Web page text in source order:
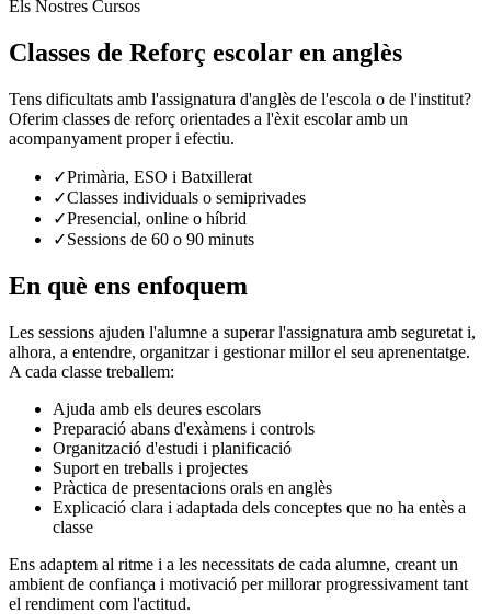
Els Nostres Cursos
Classes de Reforç escolar en anglès
Tens dificultats amb l'assignatura d'anglès de l'escola o de l'institut?
Oferim classes de reforç orientades a l'èxit escolar amb un
acompanyament proper i efectiu.
✓Primària, ESO i Batxillerat
✓Classes individuals o semiprivades
✓Presencial, online o híbrid
✓Sessions de 60 o 90 minuts
En què ens enfoquem
Les sessions ajuden l'alumne a superar l'assignatura amb seguretat i,
alhora, a entendre, organitzar i gestionar millor el seu aprenentatge.
A cada classe treballem:
Ajuda amb els deures escolars
Preparació abans d'exàmens i controls
Organització d'estudi i planificació
Suport en treballs i projectes
Pràctica de presentacions orals en anglès
Explicació clara i adaptada dels conceptes que no ha entès a
classe
Ens adaptem al ritme i a les necessitats de cada alumne, creant un
ambient de confiança i motivació per millorar progressivament tant
el rendiment com l'actitud.